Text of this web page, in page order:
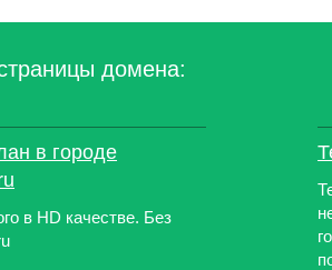
домена:
в городе
в HD качестве. Без